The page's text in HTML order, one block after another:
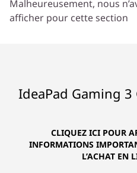
Audio
Double microphone
Dimensions (H x L x P)
À partir de 2,40 kg
Malheureusement, nous
afficher pour cette section
IdeaPad Gaming 3
CLIQUEZ ICI POUR
INFORMATIONS
L’ACHAT EN